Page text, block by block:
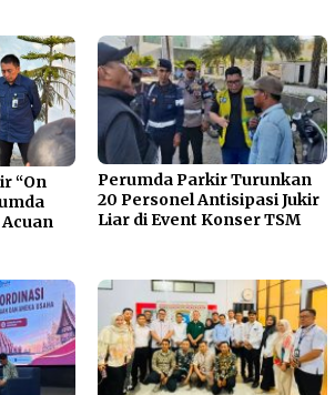
“On
Perumda Parkir Turunkan
20 Personel Antisipasi Jukir
Liar di Event Konser TSM